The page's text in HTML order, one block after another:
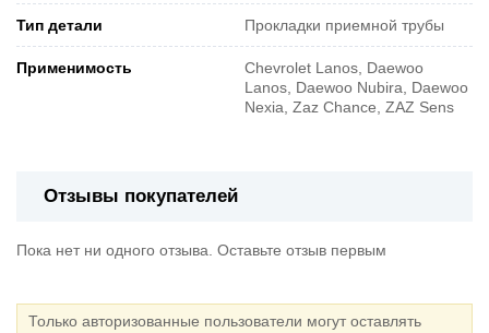
Тип детали Прокладки приемной трубы
Применимость
Chevrolet Lanos, Daewoo
Lanos, Daewoo Nubira, Daewoo
Nexia, Zaz Chance, ZAZ Sens
Отзывы покупателей
Пока нет ни одного отзыва. Оставьте отзыв первым
Только авторизованные пользователи могут оставлять